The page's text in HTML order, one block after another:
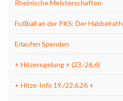
Rheinische Meisterschaften
Fußball an der PKS: Der
Erlaufen Spenden
+ Hitzeregelung + (23.-26.6)
+ Hitze-Info 19./22.6.26 +